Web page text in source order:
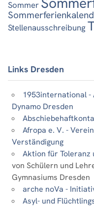
Sommer
Stellenausschreibung
Links Dresden
1953international
Dynamo Dresden
Afropa e. V. -
Verständigung
Aktion für Toleranz
von Schülern und
Gymnasiums Dresden
arche noVa -
Asyl- und